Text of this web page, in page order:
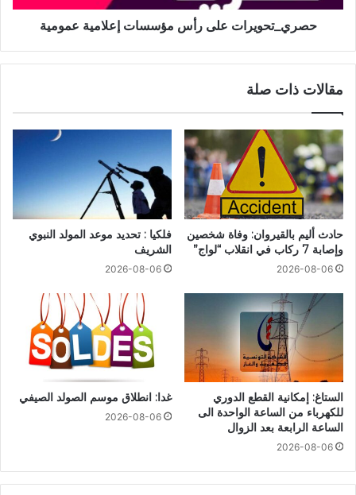
حصري_تحويرات على رأس مؤسسات إعلامية عمومية
مقالات ذات صلة
حادث أليم بالقيروان: وفاة شخصين
وإصابة 7 ركاب في انقلاب “لواج”
2026-08-06
فلكيا : تحديد موعد المولد النبوي
الشريف
2026-08-06
الستاغ: إمكانية القطع الدوري
للكهرباء من الساعة الواحدة الى
الساعة الرابعة بعد الزوال
2026-08-06
غدا: انطلاق موسم الصولد الصيفي
2026-08-06